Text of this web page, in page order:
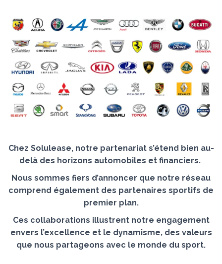
Chez Solulease, notre partenariat s’étend bien au-
delà des horizons automobiles et financiers.
Nous sommes fiers d’annoncer que notre réseau
comprend également des partenaires sportifs de
premier plan.
Ces collaborations illustrent notre engagement
envers l’excellence et le dynamisme, des valeurs
que nous partageons avec le monde du sport.